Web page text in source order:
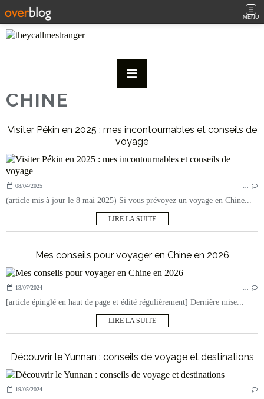
MENU
CHINE
Visiter Pékin en 2025 : mes incontournables et conseils de
voyage
08/04/2025 …
(article mis à jour le 8 mai 2025) Si vous prévoyez un voyage en Chine...
LIRE LA SUITE
Mes conseils pour voyager en Chine en 2026
13/07/2024 …
[article épinglé en haut de page et édité régulièrement] Dernière mise...
LIRE LA SUITE
Découvrir le Yunnan : conseils de voyage et destinations
19/05/2024 …